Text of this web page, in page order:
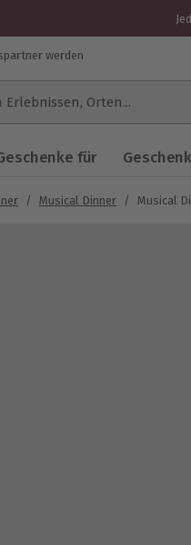
werden
für
/ Musical Dinner / Musical